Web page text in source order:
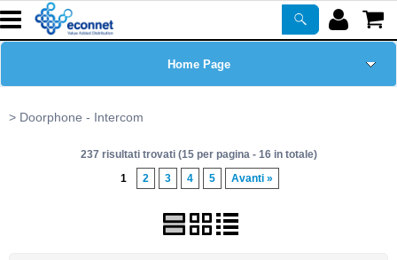
Home Page
Prodotti
Doorphone - Intercom
237 risultati trovati (15 per pagina - 16 in totale)
1
2 3 4 5 Avanti »